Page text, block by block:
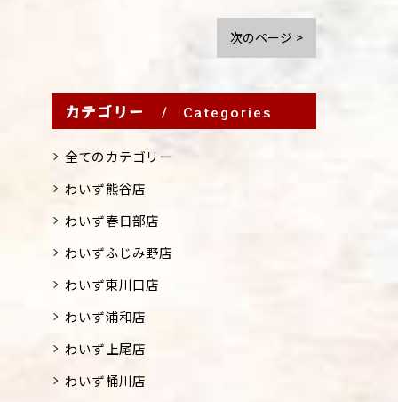
次のページ >
カテゴリー Categories
全てのカテゴリー
わいず熊谷店
わいず春日部店
わいずふじみ野店
わいず東川口店
わいず浦和店
わいず上尾店
わいず桶川店